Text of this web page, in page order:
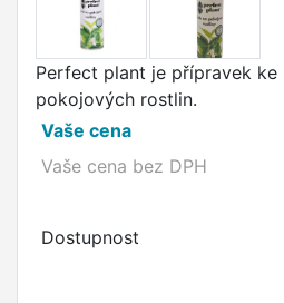
Perfect plant je přípravek ke
pokojových rostlin.
Vaše cena
Vaše cena bez DPH
Dostupnost